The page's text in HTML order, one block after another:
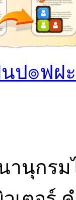
ป๏ฟฝ
นุกรม